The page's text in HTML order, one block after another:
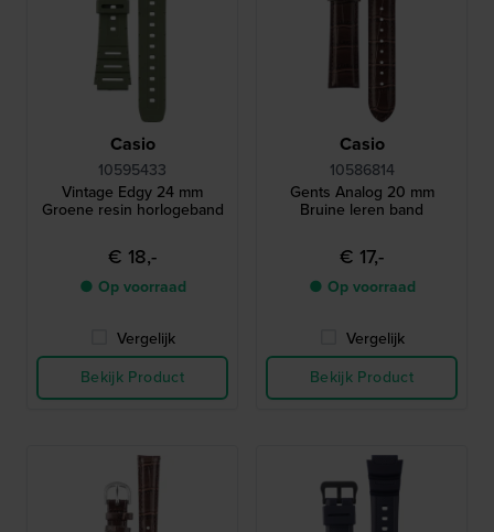
Casio
10595433
Vintage Edgy 24 mm
Groene resin horlogeband
€ 18,-
● Op voorraad
Vergelijk
Bekijk Product
Casio
10586814
Gents Analog 20 mm
Bruine leren band
€ 17,-
● Op voorraad
Vergelijk
Bekijk Product